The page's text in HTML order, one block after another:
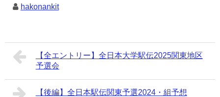
hakonankit
【全エントリー】全日本大学駅伝2025関東地区
予選会
【後編】全日本駅伝関東予選2024・組予想